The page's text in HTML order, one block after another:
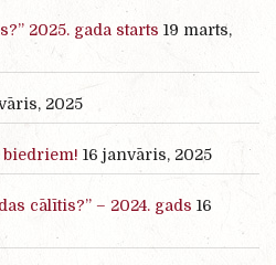
2025. gada starts 19 marts,
2025
biedriem! 16 janvāris, 2025
cālītis?” – 2024. gads 16